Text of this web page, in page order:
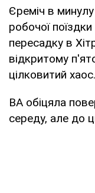
Єреміч в
робочої
пересадку в
відкритому
цілковитий хаос.
ВА обіцяла
середу, але до